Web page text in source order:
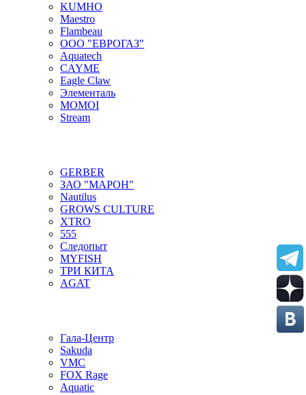
KUMHO
Maestro
Flambeau
ООО "ЕВРОГАЗ"
Aquatech
CAYME
Eagle Claw
Элементаль
MOMOI
Stream
GERBER
ЗАО "МАРОН"
Nautilus
GROWS CULTURE
XTRO
555
Следопыт
MYFISH
ТРИ КИТА
AGAT
Гала-Центр
Sakuda
VMC
FOX Rage
Aquatic